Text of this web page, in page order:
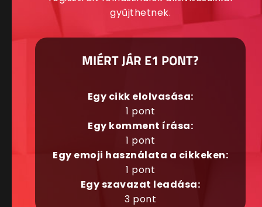
gyűjthetnek.
MIÉRT JÁR E1 PONT?
Egy cikk elolvasása:
1 pont
Egy komment írása:
1 pont
Egy emoji használata a cikkeken:
1 pont
Egy szavazat leadása:
3 pont